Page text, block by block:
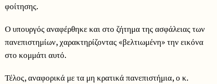
φοίτησης.
Ο υπουργός αναφέρθηκε και στο ζήτημα της ασφάλειας των
πανεπιστημίων, χαρακτηρίζοντας «βελτιωμένη» την εικόνα
στο κομμάτι αυτό.
Τέλος, αναφορικά με τα μη κρατικά πανεπιστήμια, ο κ.